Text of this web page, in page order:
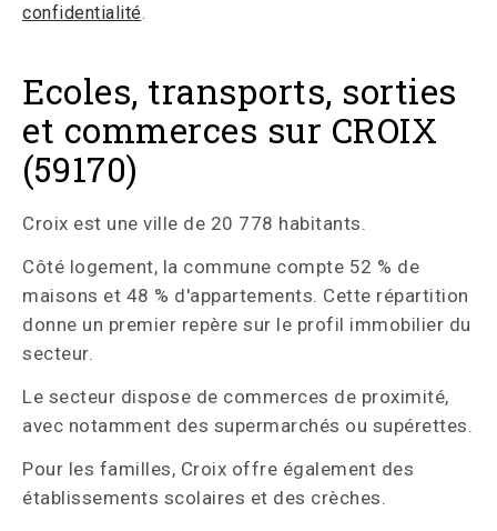
confidentialité.
Ecoles, transports, sorties
et commerces sur CROIX
(59170)
Croix est une ville de 20 778 habitants.
Côté logement, la commune compte 52 % de
maisons et 48 % d'appartements. Cette répartition
donne un premier repère sur le profil immobilier du
secteur.
Le secteur dispose de commerces de proximité,
avec notamment des supermarchés ou supérettes.
Pour les familles, Croix offre également des
établissements scolaires et des crèches.